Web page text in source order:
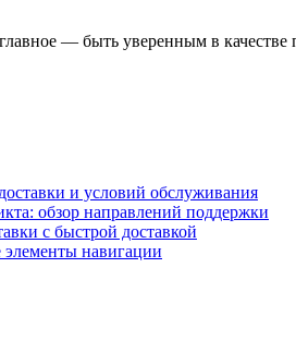
— быть уверенным в качестве
и условий обслуживания
обзор направлений поддержки
с быстрой доставкой
элементы навигации